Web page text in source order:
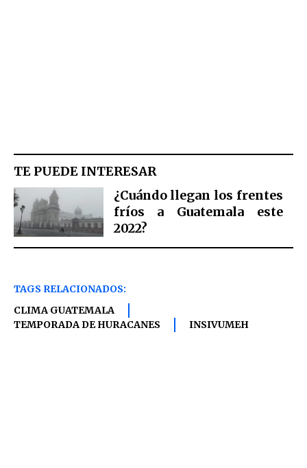
TE PUEDE INTERESAR
¿Cuándo llegan los frentes
fríos a Guatemala este
2022?
TAGS RELACIONADOS:
CLIMA GUATEMALA
TEMPORADA DE HURACANES
INSIVUMEH